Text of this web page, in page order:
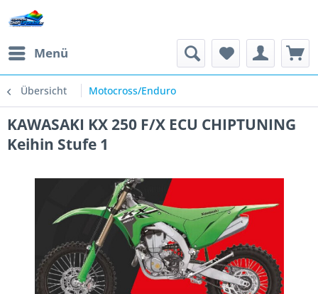
Menü
Übersicht Motocross/Enduro
KAWASAKI KX 250 F/X ECU CHIPTUNING
Keihin Stufe 1